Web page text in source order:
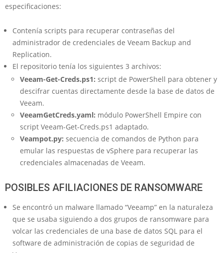
especificaciones:
Contenía scripts para recuperar contraseñas del
administrador de credenciales de Veeam Backup and
Replication.
El repositorio tenía los siguientes 3 archivos:
Veeam-Get-Creds.ps1: script de PowerShell para obtener y
descifrar cuentas directamente desde la base de datos de
Veeam.
VeeamGetCreds.yaml: módulo PowerShell Empire con
script Veeam-Get-Creds.ps1 adaptado.
Veampot.py: secuencia de comandos de Python para
emular las respuestas de vSphere para recuperar las
credenciales almacenadas de Veeam.
POSIBLES AFILIACIONES DE RANSOMWARE
Se encontró un malware llamado “Veeamp” en la naturaleza
que se usaba siguiendo a dos grupos de ransomware para
volcar las credenciales de una base de datos SQL para el
software de administración de copias de seguridad de